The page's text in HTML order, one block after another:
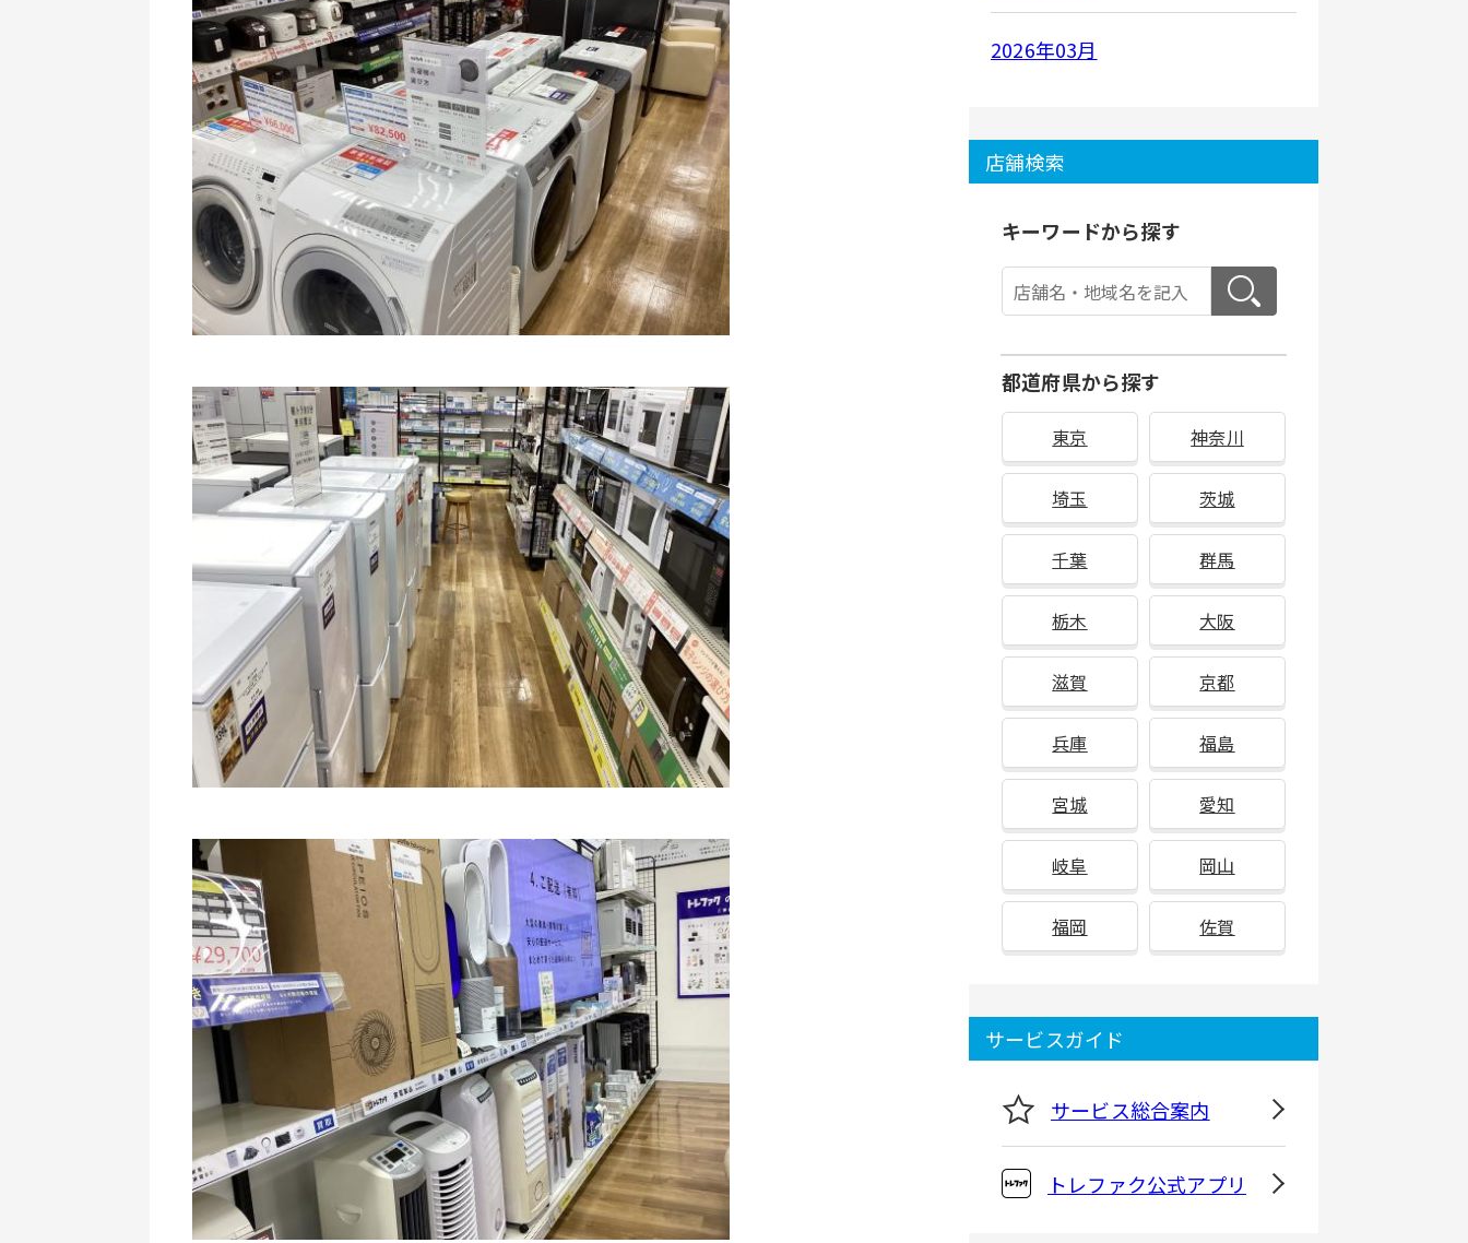
2026年03月
店舗検索
キーワードから探す
都道府県から探す
東京 神奈川
埼玉 茨城
千葉 群馬
栃木 大阪
滋賀 京都
兵庫 福島
宮城 愛知
岐阜 岡山
福岡 佐賀
サービスガイド
サービス総合案内
トレファク公式アプリ